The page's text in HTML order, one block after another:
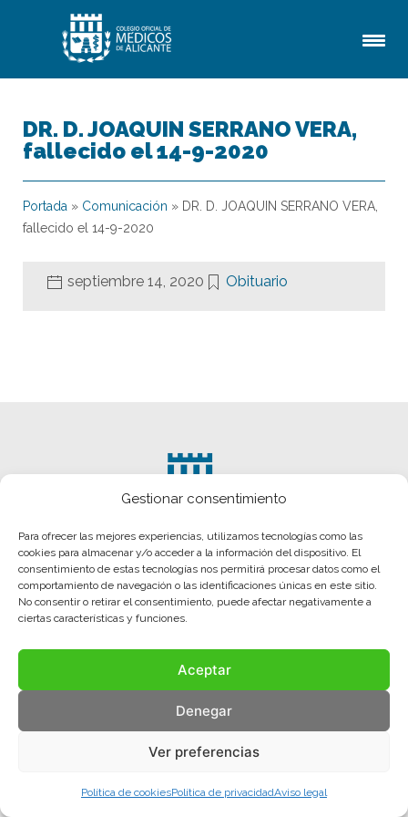
Gestionar consentimiento
Para ofrecer las mejores experiencias, utilizamos tecnologías como las
cookies para almacenar y/o acceder a la información del dispositivo. El
consentimiento de estas tecnologías nos permitirá procesar datos como el
comportamiento de navegación o las identificaciones únicas en este sitio.
No consentir o retirar el consentimiento, puede afectar negativamente a
ciertas características y funciones.
Aceptar
Denegar
Ver preferencias
Política de cookiesPolítica de privacidadAviso legal
DR. D. JOAQUIN SERRANO VERA,
fallecido el 14-9-2020
Portada » Comunicación » DR. D. JOAQUIN SERRANO VERA,
fallecido el 14-9-2020
septiembre 14, 2020 Obituario
Política de privacidad
Todos los derechos reservados